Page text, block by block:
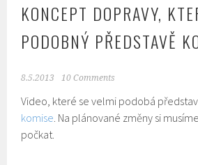
KONCEPT DOPRAVY,
PODOBNÝ PŘEDSTAVĚ
8.5.2013 10 Comments
Video, které se velmi podobá
komise. Na plánované změny si
počkat.